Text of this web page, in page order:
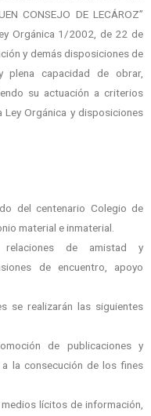
CONSEJO DE LECÁROZ”
Orgánica 1/2002, de 22 de
y demás disposiciones de
plena capacidad de obrar,
su actuación a criterios
Orgánica y disposiciones
del centenario Colegio de
material e inmaterial.
de amistad y
de encuentro, apoyo
se realizarán las siguientes
de publicaciones y
la consecución de los fines
lícitos de información,